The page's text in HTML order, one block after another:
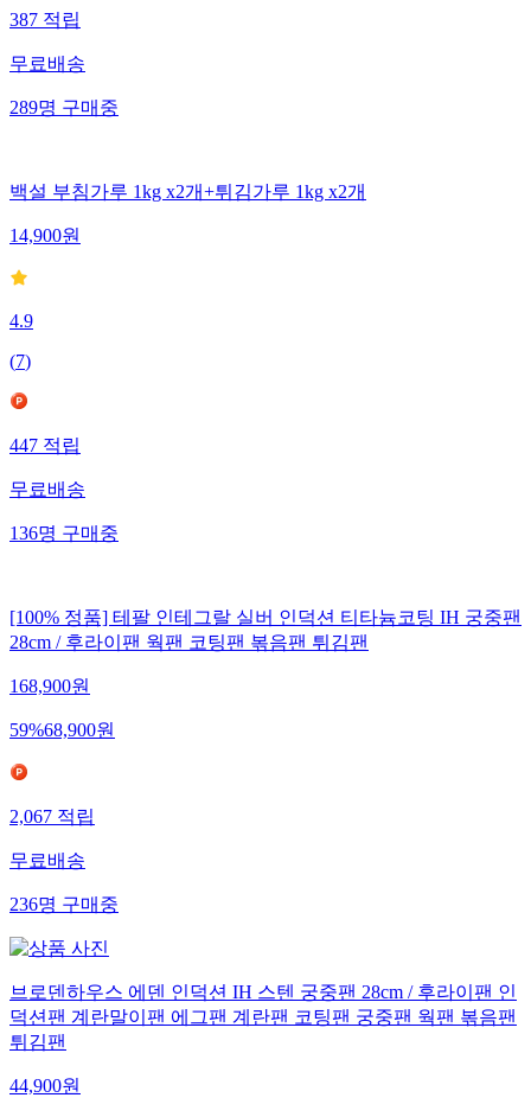
387적립
무료배송
289명구매중
백설 부침가루 1kg x2개+튀김가루 1kg x2개
14,900원
4.9
(7)
447적립
무료배송
136명구매중
[100% 정품] 테팔 인테그랄 실버 인덕션 티타늄코팅 IH 궁중팬
28cm / 후라이팬 웍팬 코팅팬 볶음팬 튀김팬
168,900원
59%68,900원
2,067적립
무료배송
236명구매중
브로덴하우스 에덴 인덕션 IH 스텐 궁중팬 28cm / 후라이팬 인
덕션팬 계란말이팬 에그팬 계란팬 코팅팬 궁중팬 웍팬 볶음팬
튀김팬
44,900원